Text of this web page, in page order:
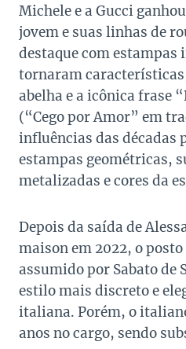
Michele e a Gucci
jovem e suas linhas de
destaque com estampas
tornaram
abelha e a icônica frase
(“Cego por Amor” em
influências das décadas
estampas geométricas,
metalizadas e cores da
Depois da saída de
maison em 2022, o
assumido por Sabato de
estilo mais discreto e
italiana. Porém, o
anos no cargo, sendo